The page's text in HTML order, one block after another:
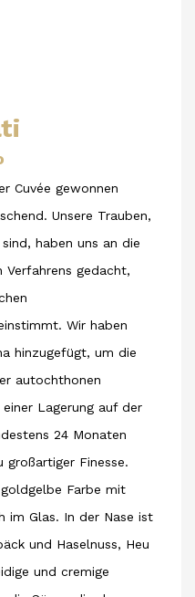
Cuvée gewonnen
Unsere Trauben,
haben uns an die
Verfahrens gedacht,
Wir haben
hinzugefügt, um die
autochthonen
Lagerung auf der
24 Monaten
Finesse.
Farbe mit
im Glas. In der Nase ist
und Haselnuss, Heu
und cremige